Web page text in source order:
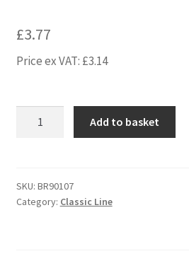
£3.77
Price ex VAT: £3.14
avec
gel
Add to basket
SKU: BR90107
Category: Classic Line